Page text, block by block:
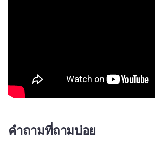
คำถามที่ถามบ่อย